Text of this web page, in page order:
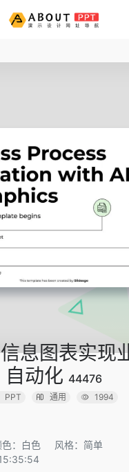
息图表实现
自动化 44476
PPT 通用 1994
色：白色
风格：简单